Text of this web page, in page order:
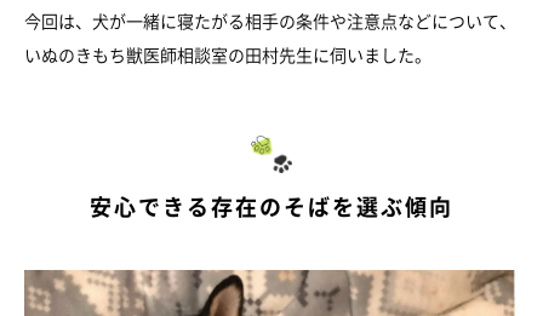
今回は、犬が一緒に寝たがる相手の条件や注意点などについて、
いぬのきもち獣医師相談室の田村先生に伺いました。
安心できる存在のそばを選ぶ傾向